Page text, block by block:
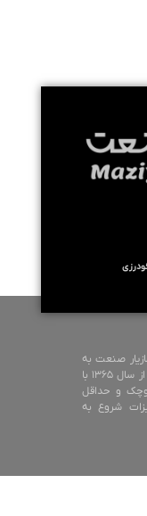
صنعت به
شماره ثبت ۱۶۱۷ از سال ۱۳۶۵ با
و حداقل
شروع به